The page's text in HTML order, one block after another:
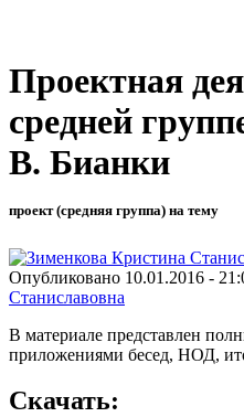
Проектная
средней
В. Бианки
проект (средняя группа) на тему
Опубликовано 10.01.2016 -
Станиславовна
В материале представлен
приложениями бесед, НОД,
Скачать: